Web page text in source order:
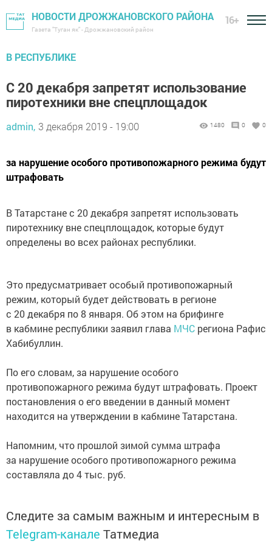
НОВОСТИ ДРОЖЖАНОВСКОГО РАЙОНА
Газета "Туган як" - Дрожжановский район
16+
В РЕСПУБЛИКЕ
С 20 декабря запретят использование
пиротехники вне спецплощадок
admin, 3 декабря 2019 - 19:00 1480 0 0
за нарушение особого противопожарного режима будут
штрафовать
В Татарстане с 20 декабря запретят использовать
пиротехнику вне спецплощадок, которые будут
определены во всех районах республики.
Это предусматривает особый противопожарный
режим, который будет действовать в регионе
с 20 декабря по 8 января. Об этом на брифинге
в кабмине республики заявил глава МЧС региона Рафис
Хабибуллин.
По его словам, за нарушение особого
противопожарного режима будут штрафовать. Проект
постановления о его введении в данный момент
находится на утверждении в кабмине Татарстана.
Напомним, что прошлой зимой сумма штрафа
за нарушение особого противопожарного режима
составляла до 4 тыс. руб.
Следите за самым важным и интересным в
Telegram-канале Татмедиа